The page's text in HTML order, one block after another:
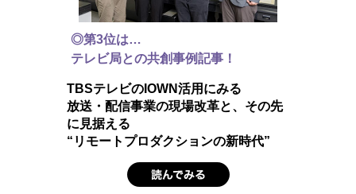
◎第3位は…
テレビ局との共創事例記事！
TBSテレビのIOWN活用にみる
放送・配信事業の現場改革と、その先
に見据える
“リモートプロダクションの新時代”